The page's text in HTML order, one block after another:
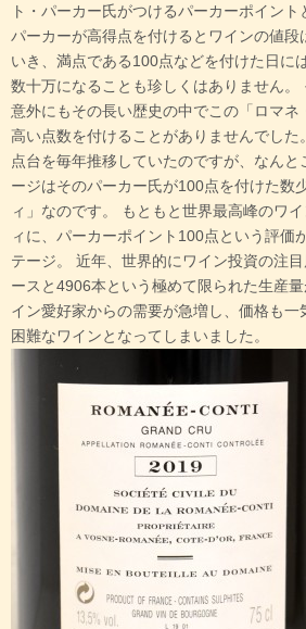
ト・パーカー氏がつけるパーカーポイント
パーカーが高得点を付けるとワインの値段
いき、満点である100点などを付けた日に
数十万になることも珍しくはありません。
意外にもその長い歴史の中でこの「ロマネ
高い点数を付けることがありませんでし
点台を毎年推移していたのですが、なん
ージはそのパーカー氏が100点を付けた数
ィ」なのです。 もともと世界最高峰のワ
ィに、パーカーポイント100点という評価
テージ。 近年、世界的にワイン投資の注
ースと4906本という極めて限られた生産
イン愛好家からの需要が急増し、価格も一
困難なワインとなってしまいました。